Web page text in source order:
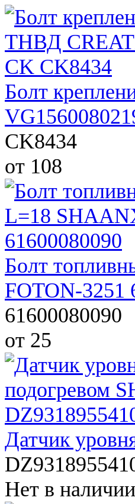
Болт
CK8434
от 108
Болт
FOTON-3251
61600080090
от 25
Датчик
Нет в наличии